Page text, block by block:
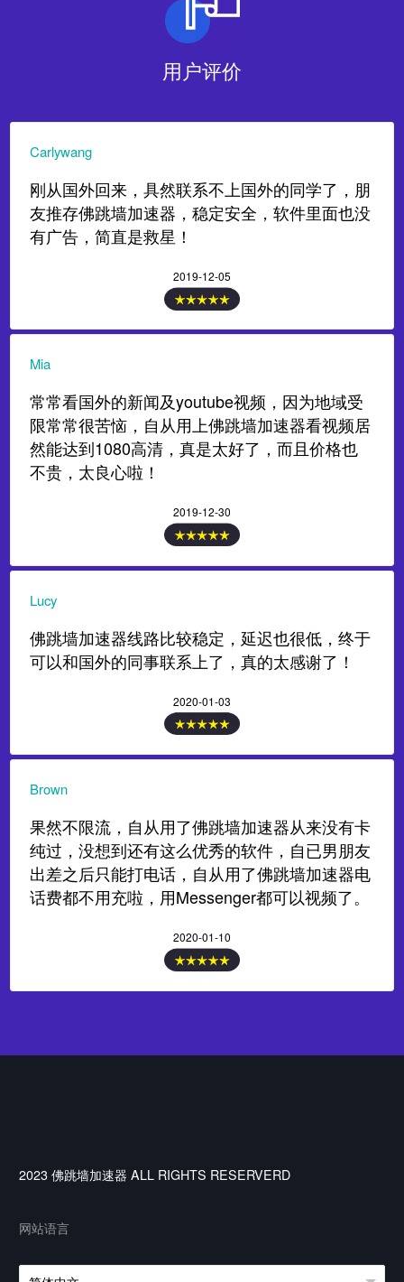
用户评价
Carlywang
刚从国外回来，具然联系不上国外的同学了，朋
友推存佛跳墙加速器，稳定安全，软件里面也没
有广告，简直是救星！
2019-12-05
Mia
常常看国外的新闻及youtube视频，因为地域受
限常常很苦恼，自从用上佛跳墙加速器看视频居
然能达到1080高清，真是太好了，而且价格也
不贵，太良心啦！
2019-12-30
Lucy
佛跳墙加速器线路比较稳定，延迟也很低，终于
可以和国外的同事联系上了，真的太感谢了！
2020-01-03
Brown
果然不限流，自从用了佛跳墙加速器从来没有卡
纯过，没想到还有这么优秀的软件，自已男朋友
出差之后只能打电话，自从用了佛跳墙加速器电
话费都不用充啦，用Messenger都可以视频了。
2020-01-10
2023 佛跳墙加速器 ALL RIGHTS RESERVERD
网站语言